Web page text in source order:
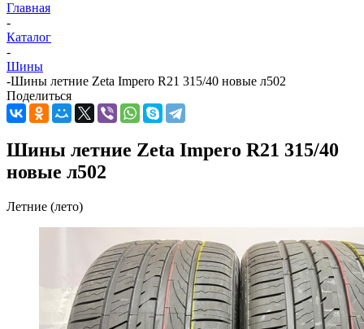
Главная
-
Каталог
-
Шины
-Шины летние Zeta Impero R21 315/40 новые л502
Поделиться
Шины летние Zeta Impero R21 315/40
новые л502
Летние (лето)